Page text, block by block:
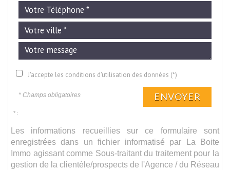
J'accepte les conditions d'utilisation des données (*)
* Champs obligatoires ENVOYER
* :
Les informations recueillies sur ce formulaire sont
enregistrées dans un fichier informatisé par La Boite
Immo agissant comme Sous-traitant du traitement pour la
gestion de la clientèle/prospects de l'Agence / du Réseau